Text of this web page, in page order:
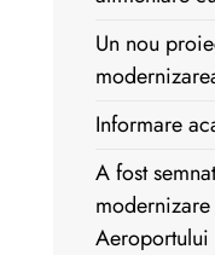
Un nou
Informare
A fost
Aeroportului